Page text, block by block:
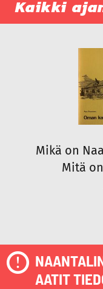
Kaikki
Mikä on
Mitä
AATIT